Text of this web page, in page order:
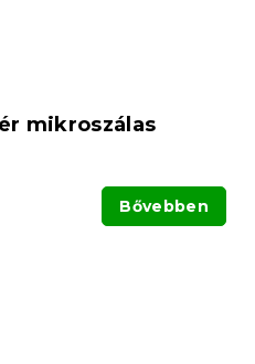
mikroszálas
Bővebben